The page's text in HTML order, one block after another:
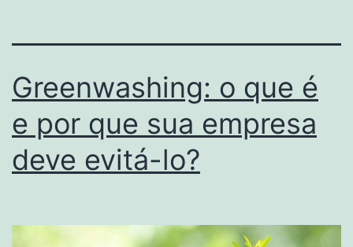
Greenwashing: o que é
e por que sua empresa
deve evitá-lo?